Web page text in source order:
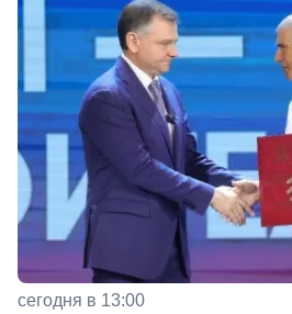
сегодня в 13:00